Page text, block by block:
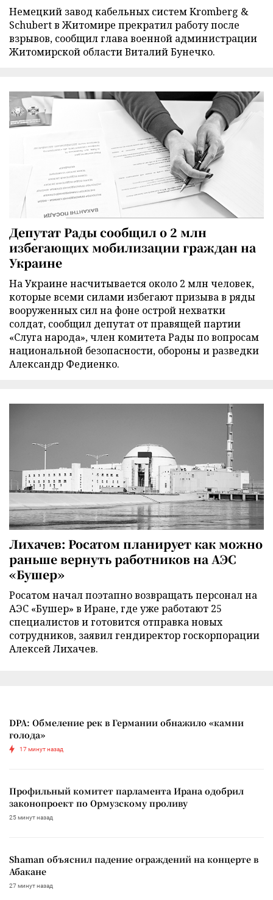
Немецкий завод кабельных систем Kromberg &
Schubert в Житомире прекратил работу после
взрывов, сообщил глава военной администрации
Житомирской области Виталий Бунечко.
Депутат Рады сообщил о 2 млн
избегающих мобилизации граждан на
Украине
На Украине насчитывается около 2 млн человек,
которые всеми силами избегают призыва в ряды
вооруженных сил на фоне острой нехватки
солдат, сообщил депутат от правящей партии
«Слуга народа», член комитета Рады по вопросам
национальной безопасности, обороны и разведки
Александр Федиенко.
Лихачев: Росатом планирует как можно
раньше вернуть работников на АЭС
«Бушер»
Росатом начал поэтапно возвращать персонал на
АЭС «Бушер» в Иране, где уже работают 25
специалистов и готовится отправка новых
сотрудников, заявил гендиректор госкорпорации
Алексей Лихачев.
DPA: Обмеление рек в Германии обнажило «камни
голода»
17 минут назад
Профильный комитет парламента Ирана одобрил
законопроект по Ормузскому проливу
25 минут назад
Shaman объяснил падение ограждений на концерте в
Абакане
27 минут назад